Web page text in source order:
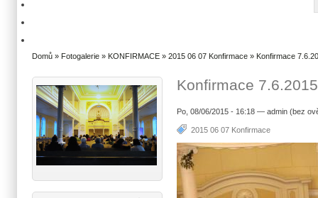
Domů » Fotogalerie » KONFIRMACE » 2015 06 07 Konfirmace » Konfirmace
Konfirmace
Po, 08/06/2015 - 16:18 — admin (bez
2015 06 07 Konfirmace